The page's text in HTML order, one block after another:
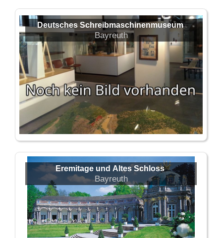
Deutsches Schreibmaschinenmuseum
Bayreuth
Eremitage und Altes Schloss
Bayreuth